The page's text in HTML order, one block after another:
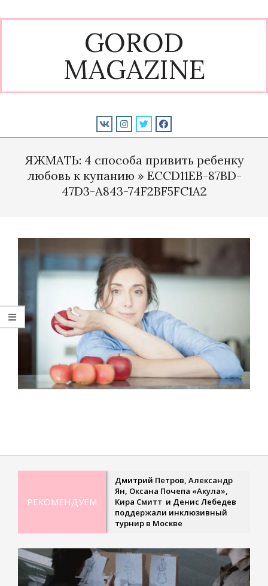
to
GOROD
MAGAZINE
NavigationЯЖМАТЬ: 4 способа привить ребенку
любовь к купанию » ECCD11EB-87BD-
47D3-A843-74F2BF5FC1A2
РЕКОМЕНДУЕМ
Дмитрий Петров, Александр
Ян, Оксана Почепа «Акула»,
Кира Смитт и Денис Лебедев
поддержали инклюзивный
турнир в Москве